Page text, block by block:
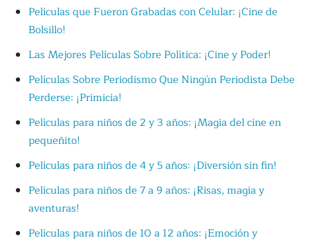
Películas que Fueron Grabadas con Celular: ¡Cine de
Bolsillo!
Las Mejores Películas Sobre Política: ¡Cine y Poder!
Películas Sobre Periodismo Que Ningún Periodista Debe
Perderse: ¡Primicia!
Películas para niños de 2 y 3 años: ¡Magia del cine en
pequeñito!
Películas para niños de 4 y 5 años: ¡Diversión sin fin!
Películas para niños de 7 a 9 años: ¡Risas, magia y
aventuras!
Películas para niños de 10 a 12 años: ¡Emoción y